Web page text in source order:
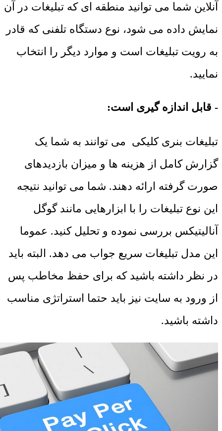
آنلاین شما می توانید منطقه ای که تبلیغات در آن
نمایش داده می شود، نوع دستگاه تلفنی که قادر
به رویت تبلیغات است و موارد دیگر را انتخاب
نمایید.
- قابل اندازه گیری است:
تبلیغات بنری کلیکی می توانند به شما یک
گزارش کامل از هزینه ها و میزان بازدیدهای
صورت گرفته ارائه دهند. شما می توانید نتیجه
این نوع تبلیغات را با ابزارهایی مانند گوگل
آنالیتیکس بررسی نموده و تحلیل کنید. عموما
این مدل تبلیغات سریع جواب می دهد. البته باید
در نظر داشته باشید که برای حفظ مخاطب پس
از ورود به سایت نیز باید حتما استراتژی مناسب
داشته باشید.